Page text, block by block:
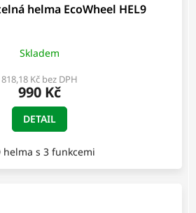
helma EcoWheel HEL9
Skladem
818,18 Kč bez DPH
990 Kč
DETAIL
helma s 3 funkcemi